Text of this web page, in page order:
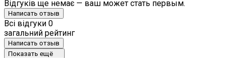
Відгуків ще немає — ваш может стать первым.
Написать отзыв
Всі відгуки 0
загальний рейтинг
Написать отзыв
Показать ещё